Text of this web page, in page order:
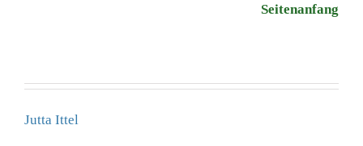
Seitenanfang
Jutta Ittel